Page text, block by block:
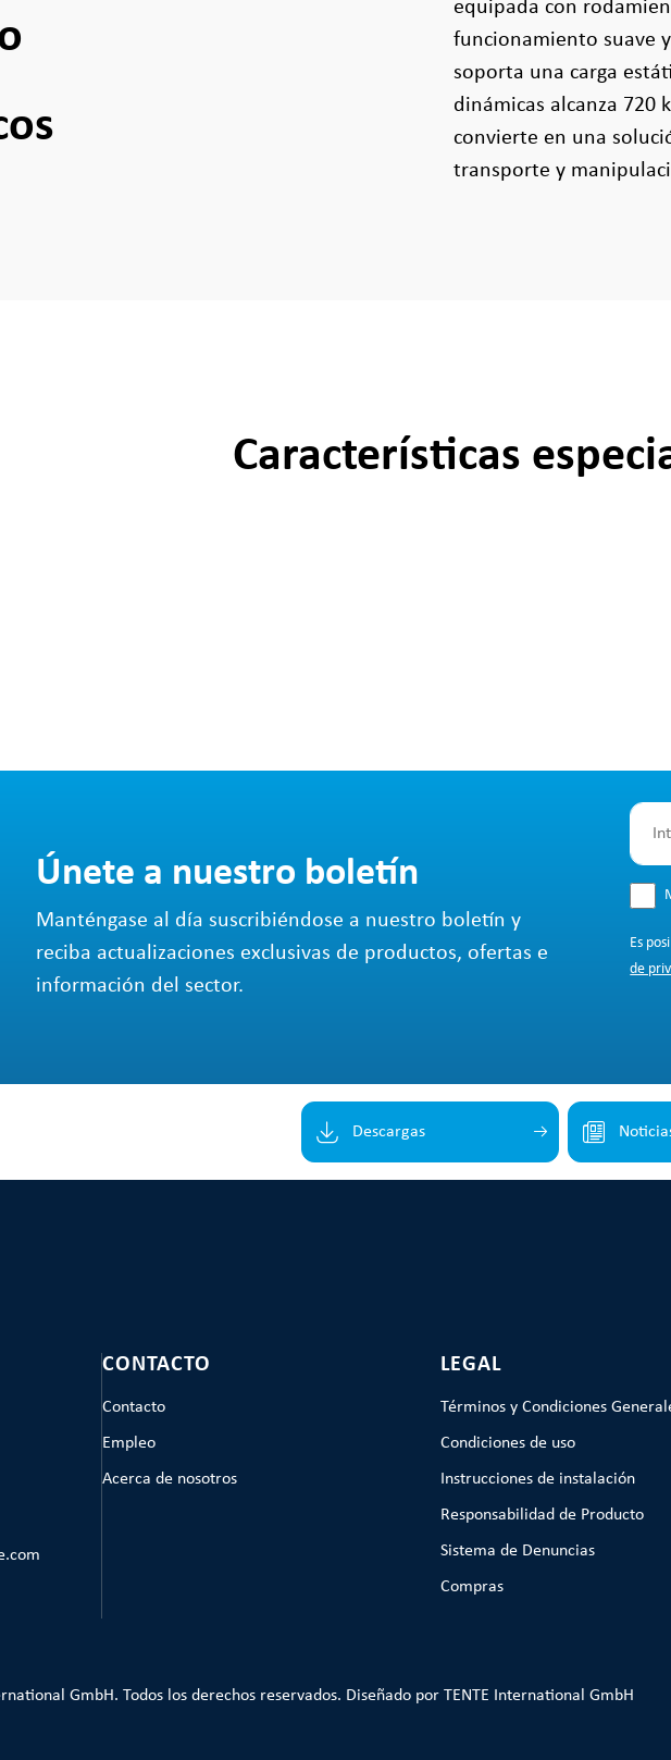
equipada con
funcionamiento suave
soporta una carga
dinámicas alcanza 720
convierte en una
transporte y
Características
Únete a nuestro boletín
Manténgase al día suscribiéndose a nuestro boletín y
reciba actualizaciones exclusivas de productos, ofertas e
información del sector.
Es
de
Descargas
CONTACTO
Contacto
Empleo
Acerca de nosotros
LEGAL
Términos y Condiciones
Condiciones de uso
Instrucciones de instalación
Responsabilidad de Producto
Sistema de Denuncias
Compras
GmbH. Todos los derechos reservados. Diseñado por TENTE International GmbH